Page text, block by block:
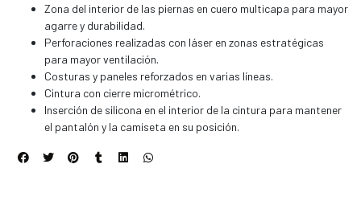
Zona del interior de las piernas en cuero multicapa para mayor
agarre y durabilidad.
Perforaciones realizadas con láser en zonas estratégicas
para mayor ventilación.
Costuras y paneles reforzados en varias líneas.
Cintura con cierre micrométrico.
Inserción de silicona en el interior de la cintura para mantener
el pantalón y la camiseta en su posición.